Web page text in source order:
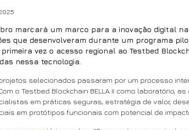
marcará um marco para a inovação digital
que desenvolveram durante um programa
vez o acesso regional ao Testbed
nessa tecnologia.
selecionados passaram por um processo
o Testbed Blockchain BELLA II como
em práticas seguras, estratégia de valor,
em protótipos funcionais com potencial de